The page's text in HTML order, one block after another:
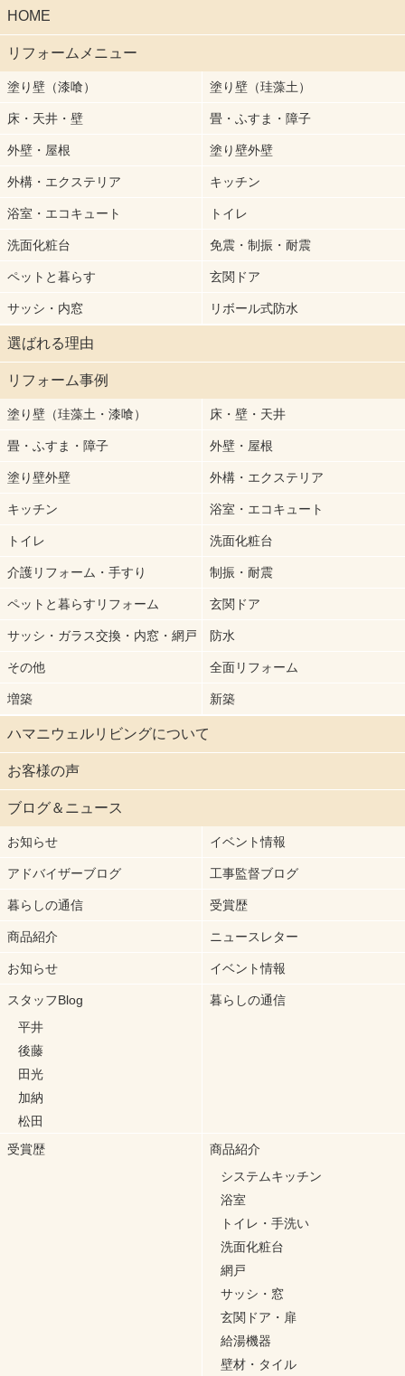
HOME
リフォームメニュー
塗り壁（漆喰） 塗り壁（珪藻土）
床・天井・壁 畳・ふすま・障子
外壁・屋根 塗り壁外壁
外構・エクステリア キッチン
浴室・エコキュート トイレ
洗面化粧台 免震・制振・耐震
ペットと暮らす 玄関ドア
サッシ・内窓 リボール式防水
選ばれる理由
リフォーム事例
塗り壁（珪藻土・漆喰） 床・壁・天井
畳・ふすま・障子 外壁・屋根
塗り壁外壁 外構・エクステリア
キッチン 浴室・エコキュート
トイレ 洗面化粧台
介護リフォーム・手すり 制振・耐震
ペットと暮らすリフォーム 玄関ドア
サッシ・ガラス交換・内窓・網戸 防水
その他 全面リフォーム
増築 新築
ハマニウェルリビングについて
お客様の声
ブログ＆ニュース
お知らせ イベント情報
アドバイザーブログ 工事監督ブログ
暮らしの通信 受賞歴
商品紹介 ニュースレター
お知らせ イベント情報
スタッフBlog
平井
後藤
田光
加納
松田
暮らしの通信
受賞歴
商品紹介
システムキッチン
浴室
トイレ・手洗い
洗面化粧台
網戸
サッシ・窓
玄関ドア・扉
給湯機器
壁材・タイル